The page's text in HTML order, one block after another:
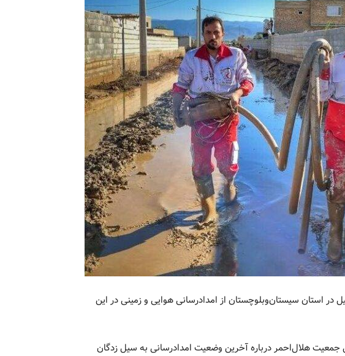
در استان سیستان‌وبلوچستان از امدادرسانی هوایی و زمینی در این
هلال‌احمر درباره آخرین وضعیت امدادرسانی به سیل زدگان